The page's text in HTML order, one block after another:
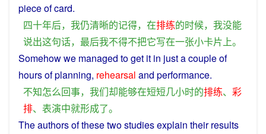
pieceofcard.
四十年后， 我仍清晰的记得， 在排练的时候， 我没能
说出这句话， 最后我不得不把它写在一张小卡片上。
Somehowwe managed toget it in justacoupleof
hoursof planning, rehearsal and performance.
不知怎么回事， 我们却能够在短短几小时的排练、 彩
排、 表演中就形成了。
The authorsofthesetwostudiesexplain theirresults